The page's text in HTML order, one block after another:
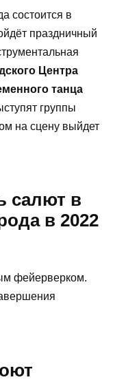
состоится в
праздничный
Центра
танца
группы
на сцену выйдет
салют в
в 2022
фейерверком.